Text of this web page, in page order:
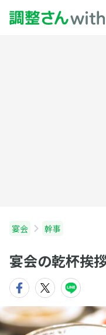
宴会 幹事
宴会の乾杯挨